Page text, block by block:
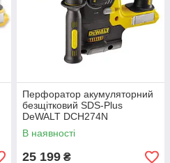
Перфоратор акумуляторний
безщітковий SDS-Plus
DeWALT DCH274N
В наявності
25 199 ₴